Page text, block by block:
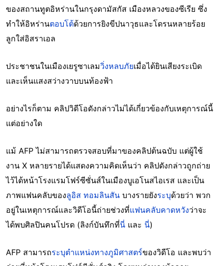
ของสถานทูตอิหร่านในกรุงดามัสกัส เมืองหลวงของซีเรีย ซึ่ง
ทำให้อิหร่านตอบโต้ด้วยการยิงขีปนาวุธและโดรนหลายร้อย
ลูกใส่อิสราเอล
ประชาชนในเมืองเยรูซาเลมวิ่งหลบภัยเมื่อได้ยินเสียงระเบิด
และเห็นแสงสว่างวาบบนท้องฟ้า
อย่างไรก็ตาม คลิปวิดีโอดังกล่าวไม่ได้เกี่ยวข้องกับเหตุการณ์นี้
แต่อย่างใด
แม้ AFP ไม่สามารถตรวจสอบที่มาของคลิปต้นฉบับ แต่ผู้ใช้
งาน X หลายรายได้แสดงความคิดเห็นว่า คลิปดังกล่าวถูกถ่าย
ไว้ได้หน้าโรงแรมโฟร์ซีซั่นส์ในเมืองบูเอโนสไอเรส และเป็น
ภาพแฟนคลับของลูอิส ทอมลินสัน บางรายยังระบุด้วยว่า พวก
อยู่ในเหตุการณ์และวิดีโอนี้ถ่ายช่วงที่แฟนคลับคาดหวังว่าจะ
ได้พบศิลปินคนโปรด (ลิงก์บันทึกที่นี่ และ นี่)
AFP สามารถระบุตำแหน่งทางภูมิศาสตร์ของวิดีโอ และพบว่า